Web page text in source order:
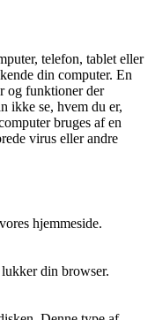
telefon, tablet eller
din computer. En
og funktioner der
ikke se, hvem du er,
bruges af en
virus eller andre
hjemmeside.
lukker din browser.